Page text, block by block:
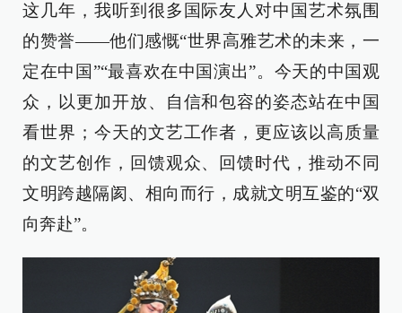
这几年，我听到很多国际友人对中国艺术氛围
的赞誉——他们感慨“世界高雅艺术的未来，一
定在中国”“最喜欢在中国演出”。今天的中国观
众，以更加开放、自信和包容的姿态站在中国
看世界；今天的文艺工作者，更应该以高质量
的文艺创作，回馈观众、回馈时代，推动不同
文明跨越隔阂、相向而行，成就文明互鉴的“双
向奔赴”。